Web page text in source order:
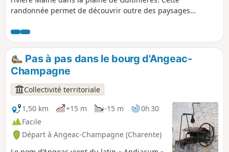
randonnée permet de découvrir outre des paysages
et plusieurs moulins.
Pas à pas dans le bourg d'Angeac-
Champagne
Collectivité territoriale
1,50 km
+15 m -15 m
0h 30
Facile
Départ à Angeac-Champagne (Charente)